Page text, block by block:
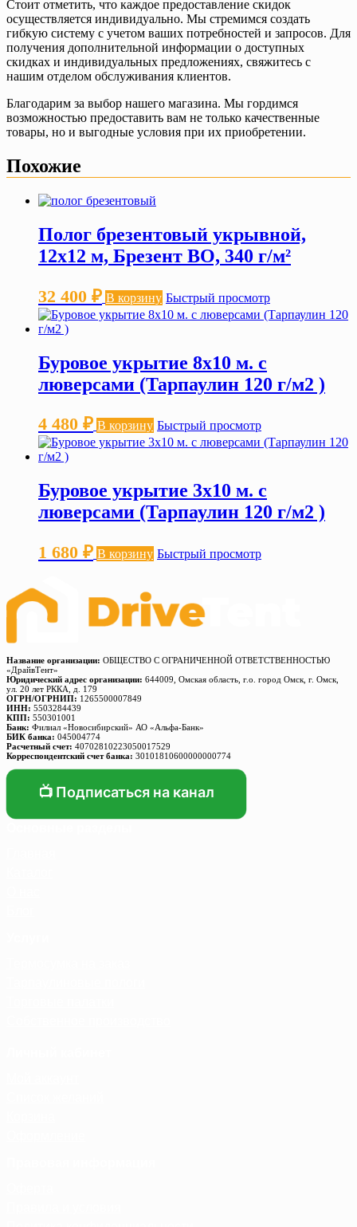
Стоит отметить, что каждое предоставление скидок
осуществляется индивидуально. Мы стремимся создать
гибкую систему с учетом ваших потребностей и запросов. Для
получения дополнительной информации о доступных
скидках и индивидуальных предложениях, свяжитесь с
нашим отделом обслуживания клиентов.
Благодарим за выбор нашего магазина. Мы гордимся
возможностью предоставить вам не только качественные
товары, но и выгодные условия при их приобретении.
Похожие
Полог брезентовый укрывной,
12х12 м, Брезент ВО, 340 г/м²
32 400 ₽ В корзину Быстрый просмотр
Буровое укрытие 8х10 м. с
люверсами (Тарпаулин 120 г/м2 )
4 480 ₽ В корзину Быстрый просмотр
Буровое укрытие 3х10 м. с
люверсами (Тарпаулин 120 г/м2 )
1 680 ₽ В корзину Быстрый просмотр
Название организации: ОБЩЕСТВО С ОГРАНИЧЕННОЙ ОТВЕТСТВЕННОСТЬЮ
«ДрайвТент»
Юридический адрес организации: 644009, Омская область, г.о. город Омск, г. Омск,
ул. 20 лет РККА, д. 179
ОГРН/ОГРНИП: 1265500007849
ИНН: 5503284439
КПП: 550301001
Банк: Филиал «Новосибирский» АО «Альфа-Банк»
БИК банка: 045004774
Расчетный счет: 40702810223050017529
Корреспондентский счет банка: 30101810600000000774
📺 Подписаться на канал